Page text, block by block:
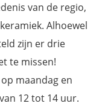
van de regio,
Alhoewel
zijn er drie
te missen!
maandag en
12 tot 14 uur.